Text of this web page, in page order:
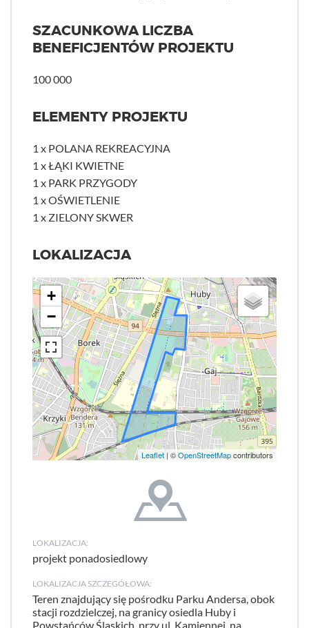
SZACUNKOWA LICZBA
BENEFICJENTÓW PROJEKTU
100 000
ELEMENTY PROJEKTU
1 x POLANA REKREACYJNA
1 x ŁĄKI KWIETNE
1 x PARK PRZYGODY
1 x OŚWIETLENIE
1 x ZIELONY SKWER
LOKALIZACJA
+
−
Leaflet| ©OpenStreetMapcontributors
LOKALIZACJA:
projekt ponadosiedlowy
LOKALIZACJA SZCZEGÓŁOWA:
Teren znajdujący się pośrodku Parku Andersa, obok
stacji rozdzielczej, na granicy osiedla Huby i
Powstańców Ślaskich, przy ul. Kamiennej, na